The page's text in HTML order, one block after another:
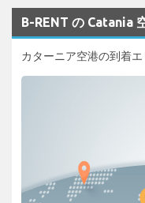
B-RENT の Catania
カターニア空港の到着エ